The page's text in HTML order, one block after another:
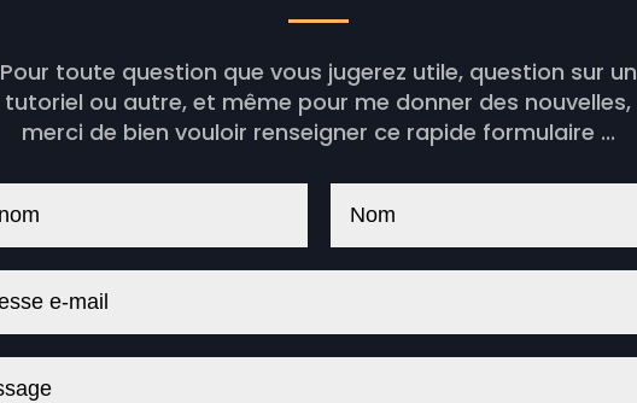
Pour toute question que vous jugerez utile, question sur un
tutoriel ou autre, et même pour me donner des nouvelles,
merci de bien vouloir renseigner ce rapide formulaire ...